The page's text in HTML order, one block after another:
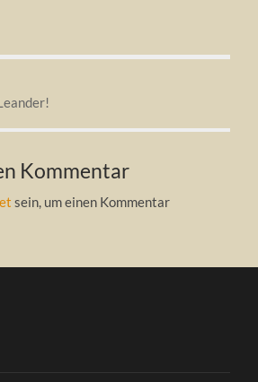
Kommentar
sein, um einen Kommentar